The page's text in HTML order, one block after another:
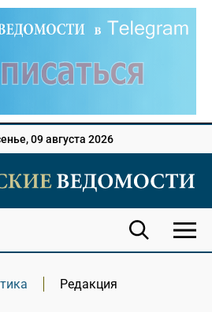
09 августа 2026
Редакция